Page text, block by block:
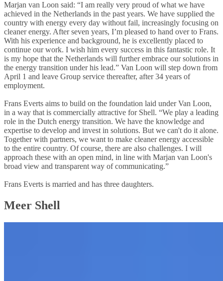
Marjan van Loon said: “I am really very proud of what we have
achieved in the Netherlands in the past years. We have supplied the
country with energy every day without fail, increasingly focusing on
cleaner energy. After seven years, I’m pleased to hand over to Frans.
With his experience and background, he is excellently placed to
continue our work. I wish him every success in this fantastic role. It
is my hope that the Netherlands will further embrace our solutions in
the energy transition under his lead.” Van Loon will step down from
April 1 and leave Group service thereafter, after 34 years of
employment.
Frans Everts aims to build on the foundation laid under Van Loon,
in a way that is commercially attractive for Shell. “We play a leading
role in the Dutch energy transition. We have the knowledge and
expertise to develop and invest in solutions. But we can't do it alone.
Together with partners, we want to make cleaner energy accessible
to the entire country. Of course, there are also challenges. I will
approach these with an open mind, in line with Marjan van Loon's
broad view and transparent way of communicating.”
Frans Everts is married and has three daughters.
Meer Shell